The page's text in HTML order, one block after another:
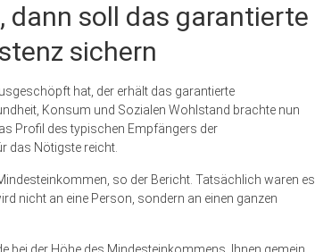
soll das garantierte
sichern
hat, der erhält das garantierte
Konsum und Sozialen Wohlstand brach­te nun
Profil des typischen Empfängers der
das Nötigste reicht.
so der Bericht. Tatsächlich waren es
nicht an eine Person, sondern an einen ganzen